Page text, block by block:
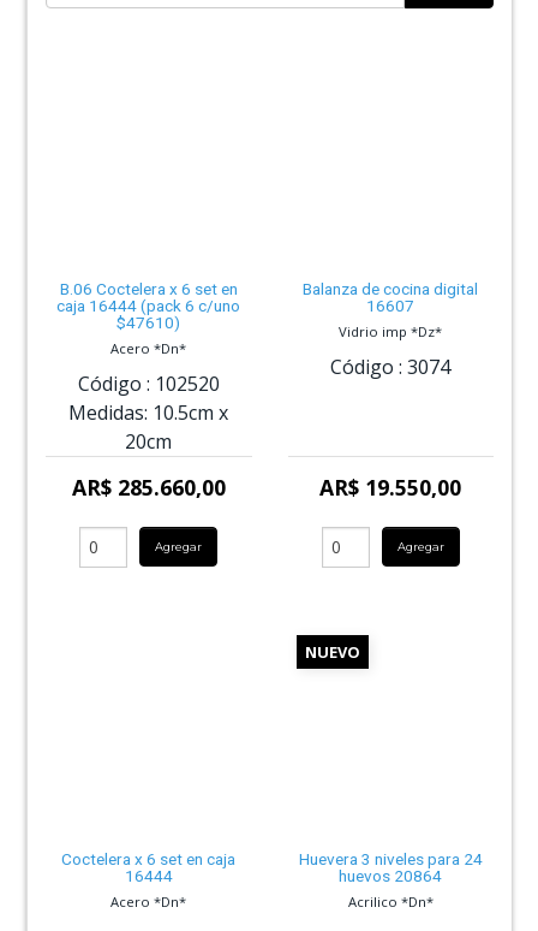
B.06 Coctelera x 6 set en
caja 16444 (pack 6 c/uno
$47610)
Acero *Dn*
Código : 102520
Medidas: 10.5cm x
20cm
AR$ 285.660,00
Agregar
Balanza de cocina digital
16607
Vidrio imp *Dz*
Código : 3074
AR$ 19.550,00
Agregar
Coctelera x 6 set en caja
16444
Acero *Dn*
NUEVO
Huevera 3 niveles para 24
huevos 20864
Acrilico *Dn*